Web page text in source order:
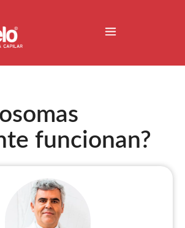
funcionan?